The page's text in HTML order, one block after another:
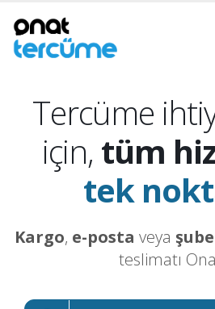
Tercüme
için, tüm
tek
Kargo, e-posta veya
teslimatı